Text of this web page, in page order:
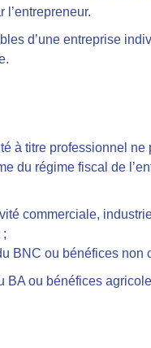
l’entrepreneur.
d’une entreprise
à titre professionnel
du régime fiscal de
commerciale,
;
BNC ou bénéfices non
BA ou bénéfices